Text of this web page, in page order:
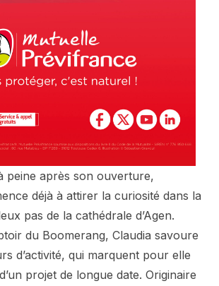
peine après son ouverture,
déjà à attirer la curiosité dans la
pas de la cathédrale d’Agen.
du Boomerang, Claudia savoure
d’activité, qui marquent pour elle
projet de longue date. Originaire